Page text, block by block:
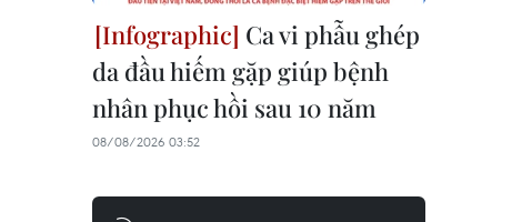
Ca vi phẫu ghép
da đầu hiếm gặp giúp bệnh
nhân phục hồi sau 10 năm
08/08/2026 03:52